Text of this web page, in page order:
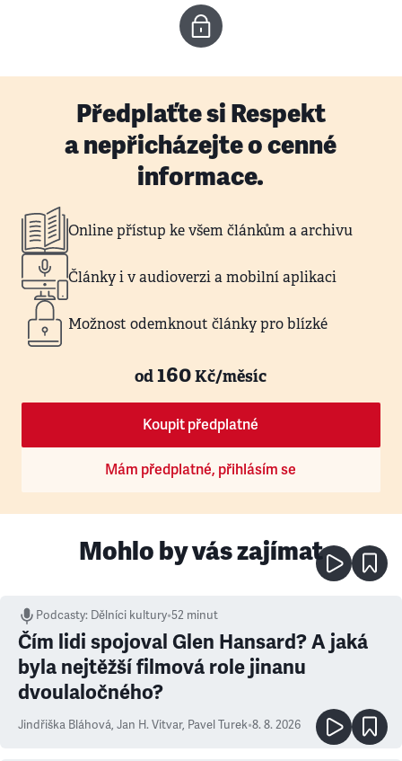
Předplaťte si Respekt
a nepřicházejte o cenné
informace.
Online přístup ke všem článkům a archivu
Články i v audioverzi a mobilní aplikaci
Možnost odemknout články pro blízké
od160Kč/měsíc
Koupit předplatné
Mám předplatné, přihlásím se
Mohlo by vás zajímat
Podcasty: Dělníci kultury•52 minut
Čím lidi spojoval Glen Hansard? A jaká
byla nejtěžší filmová role jinanu
dvoulaločného?
Jindřiška Bláhová, Jan H. Vitvar, Pavel Turek•8. 8. 2026